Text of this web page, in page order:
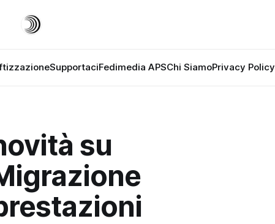
SupportaciFedimedia APSChi SiamoPrivacy Policy
su